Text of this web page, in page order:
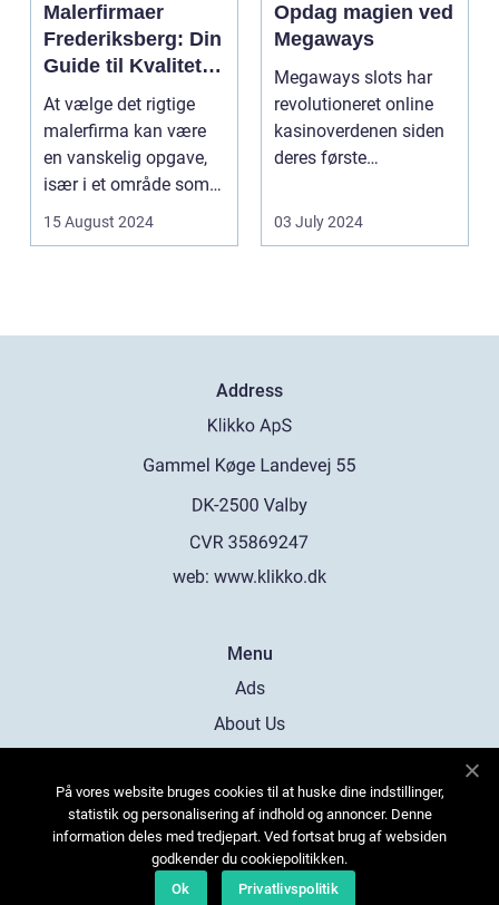
Malerfirmaer
Frederiksberg: Din
Guide til Kvalitet
og Service
At vælge det rigtige
malerfirma kan være
en vanskelig opgave,
især i et område som
Frederiksberg, hv...
15 August 2024
Opdag magien ved
Megaways
Megaways slots har
revolutioneret online
kasinoverdenen siden
deres første
spillea...
03 July 2024
Address
web: www.klikko.dk
Menu
Ads
About Us
Contact
Sitemap
På vores website bruges cookies til at huske dine indstillinger,
statistik og personalisering af indhold og annoncer. Denne
information deles med tredjepart. Ved fortsat brug af websiden
godkender du cookiepolitikken.
Ok
Privatlivspolitik